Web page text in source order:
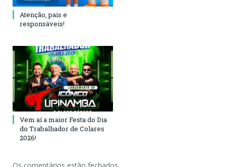
Atenção, pais e
responsáveis!
Vem aí a maior Festa do Dia
do Trabalhador de Colares
2026!